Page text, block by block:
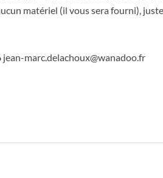
matériel (il vous sera fourni), juste
jean-marc.delachoux@wanadoo.fr